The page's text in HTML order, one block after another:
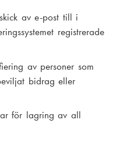
av e-post till i
registrerade
av personer som
bidrag eller
för lagring av all